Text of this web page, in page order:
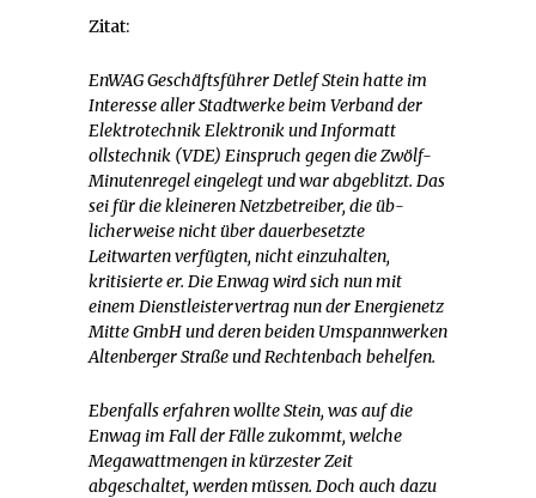
Zitat:
EnWAG Geschäftsführer Detlef Stein hatte im
Interesse aller Stadtwerke beim Verband der
Elektrotechnik Elektronik undInformatt­
ollstechnik (VDE) Einspruch gegen die Zwölf-
Minuten­regel eingelegt und war ab­geblitzt. Das
sei für die klei­neren Netzbetreiber, die üb­
licherweise nicht überdau­erbesetzte
Leitwarten ver­fügten, nicht einzuhalten,
kritisierte er. Die Enwag wird sich nun mit
einem Dienst­leistervertrag nun der Ener­gienetz
Mitte GmbH und de­ren beiden Umspannwerken
Altenberger Straße und Rechtenbach behelfen.
Ebenfalls erfahren wollte Stein, was auf die
Enwag im Fall der Fälle zukommt, welche
Megawattmengen in kürzester Zeit
abgeschaltet, werden müssen. Doch auch dazu